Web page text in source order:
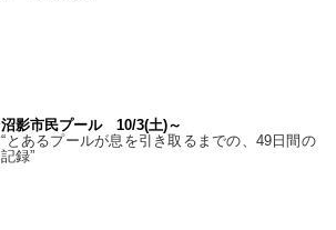
沼影市民プール 10/3(土)～
“とあるプールが息を引き取るまでの、49日間の
記録”